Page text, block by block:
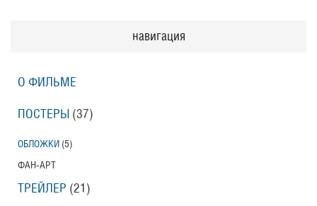
навигация
О ФИЛЬМЕ
ПОСТЕРЫ (37)
ОБЛОЖКИ (5)
ФАН-АРТ
ТРЕЙЛЕР (21)